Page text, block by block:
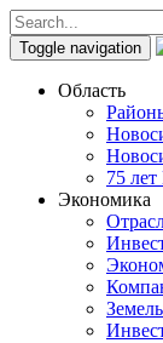
Toggle navigation
Область
75
Экономика